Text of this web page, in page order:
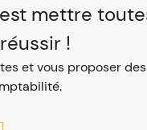
mettre
!
et vous proposer des